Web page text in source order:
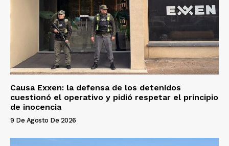
Causa Exxen: la defensa de los detenidos
cuestionó el operativo y pidió respetar el principio
de inocencia
9 De Agosto De 2026